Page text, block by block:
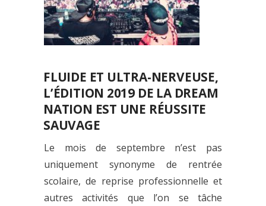
FLUIDE ET ULTRA-NERVEUSE,
L’ÉDITION 2019 DE LA DREAM
NATION EST UNE RÉUSSITE
SAUVAGE
Le mois de septembre n’est pas
uniquement synonyme de rentrée
scolaire, de reprise professionnelle et
autres activités que l’on se tâche